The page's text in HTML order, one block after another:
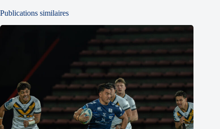
Publications similaires